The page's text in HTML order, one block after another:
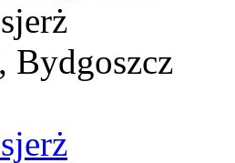
Bydgoszcz